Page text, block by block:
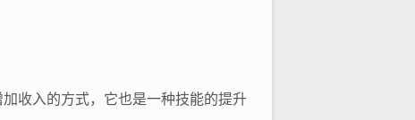
收入的方式，它也是一种技能的提升